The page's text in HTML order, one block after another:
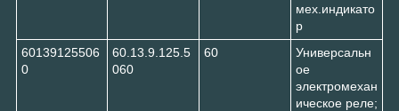
мех.индикато
р
60139125506
0
60.13.9.125.5
060
60
Универсальн
ое
электромехан
ическое реле;